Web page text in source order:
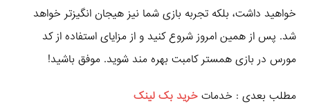
خواهید داشت، بلکه تجربه بازی شما نیز هیجان‌ انگیزتر خواهد
شد. پس از همین امروز شروع کنید و از مزایای استفاده از کد
مورس در بازی همستر کامبت بهره‌ مند شوید. موفق باشید!
مطلب بعدی : خدمات خرید بک لینک